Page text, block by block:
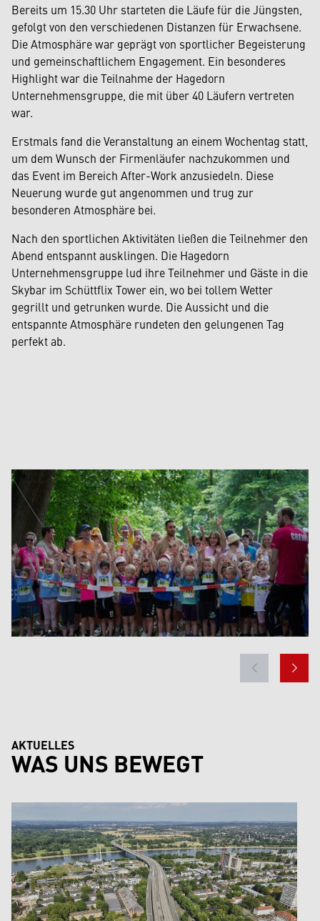
Bereits um 15.30 Uhr starteten die Läufe für die Jüngsten,
gefolgt von den verschiedenen Distanzen für Erwachsene.
Die Atmosphäre war geprägt von sportlicher Begeisterung
und gemeinschaftlichem Engagement. Ein besonderes
Highlight war die Teilnahme der Hagedorn
Unternehmensgruppe, die mit über 40 Läufern vertreten
war.
Erstmals fand die Veranstaltung an einem Wochentag statt,
um dem Wunsch der Firmenläufer nachzukommen und
das Event im Bereich After-Work anzusiedeln. Diese
Neuerung wurde gut angenommen und trug zur
besonderen Atmosphäre bei.
Nach den sportlichen Aktivitäten ließen die Teilnehmer den
Abend entspannt ausklingen. Die Hagedorn
Unternehmensgruppe lud ihre Teilnehmer und Gäste in die
Skybar im Schüttflix Tower ein, wo bei tollem Wetter
gegrillt und getrunken wurde. Die Aussicht und die
entspannte Atmosphäre rundeten den gelungenen Tag
perfekt ab.
AKTUELLES
WAS UNS BEWEGT